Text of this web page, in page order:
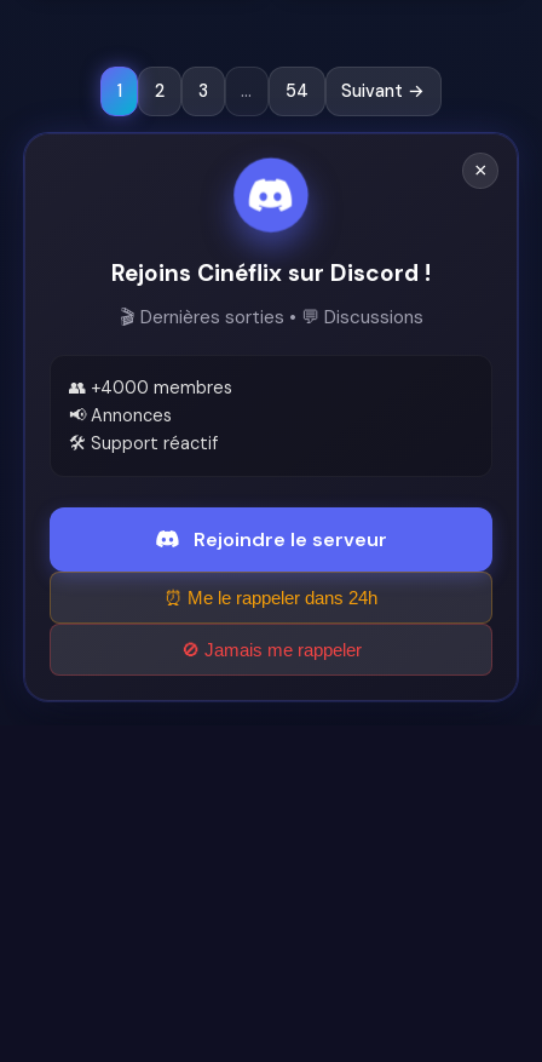
1 2 3 ... 54 Suivant →
×
Rejoins Cinéflix sur Discord !
🎬 Dernières sorties • 💬 Discussions
👥 +4000 membres
📢 Annonces
🛠️ Support réactif
Rejoindre le serveur
⏰ Me le rappeler dans 24h
🚫 Jamais me rappeler